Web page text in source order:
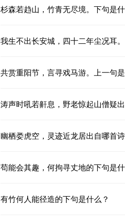
杉森若趋山，竹青无尽境。下句是
我生不出长安城，四十二年尘况耳
共赏重阳节，言寻戏马游。上一句
涛声时吼若鼾息，野老惊起山僧疑
幽栖娄虎空，灵迹近龙居出自哪首
苟能会其趣，何拘寻丈地的下句是
有竹何人能径造的下句是什么？